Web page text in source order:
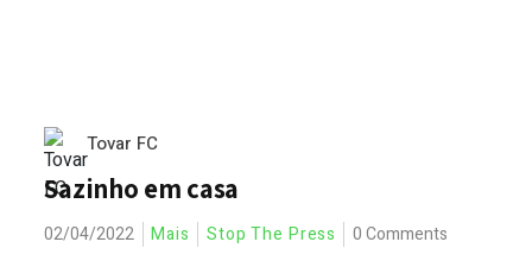
Tovar FC
Sazinho em casa
02/04/2022 Mais Stop The Press 0 Comments